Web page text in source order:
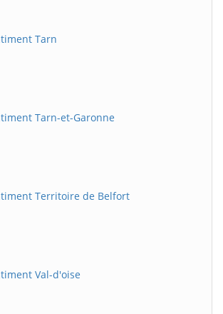
Tarn
Tarn-et-Garonne
Territoire de Belfort
Val-d'oise